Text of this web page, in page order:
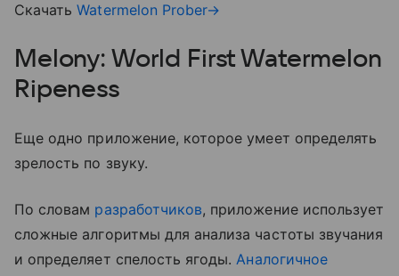
СкачатьWatermelon Prober→
Melony: World First Watermelon
Ripeness
Еще одно приложение, которое умеет определять
зрелость по звуку.
По словам разработчиков, приложение использует
сложные алгоритмы для анализа частоты звучания
и определяет спелость ягоды.Аналогичное